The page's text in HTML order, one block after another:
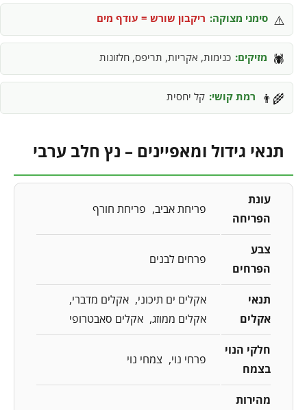
⚠️ סימני מצוקה: ריקבון שורש = עודף מים
🕷️ מזיקים: כנימות, אקריות, תריפס, חלזונות
👨‍🌾 רמת קושי: קל יחסית
תנאי גידול ומאפיינים – נץ חלב ערבי
עונת
הפריחה
פריחת אביב פריחת חורף
צבע
הפרחים
פרחים לבנים
תנאי
אקלים
אקלים ים תיכוני
אקלים מדברי
אקלים ממוזג אקלים סאבטרופי
חלקי הנוי
בצמח
פרחי נוי צמחי נוי
מהירות